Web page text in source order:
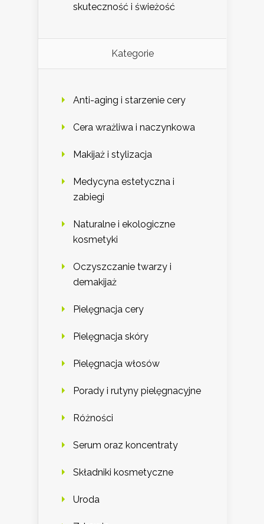
skuteczność i świeżość
Kategorie
Anti-aging i starzenie cery
Cera wrażliwa i naczynkowa
Makijaż i stylizacja
Medycyna estetyczna i
zabiegi
Naturalne i ekologiczne
kosmetyki
Oczyszczanie twarzy i
demakijaż
Pielęgnacja cery
Pielęgnacja skóry
Pielęgnacja włosów
Porady i rutyny pielęgnacyjne
Różności
Serum oraz koncentraty
Składniki kosmetyczne
Uroda